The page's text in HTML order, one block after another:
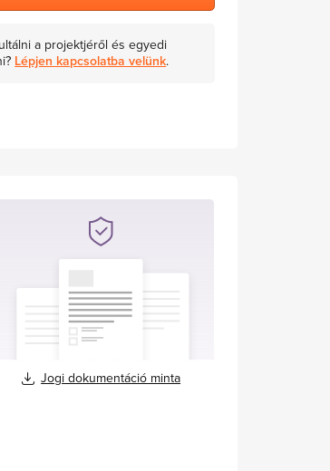
a projektjéről és egyedi
Lépjen kapcsolatba velünk.
Jogi dokumentáció minta